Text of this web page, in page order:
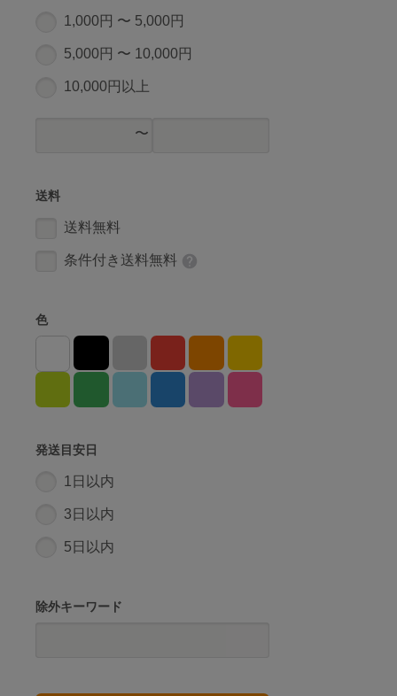
1,000円 〜 5,000円
5,000円 〜 10,000円
10,000円以上
送料
送料無料
条件付き送料無料
色
発送目安日
1日以内
3日以内
5日以内
除外キーワード